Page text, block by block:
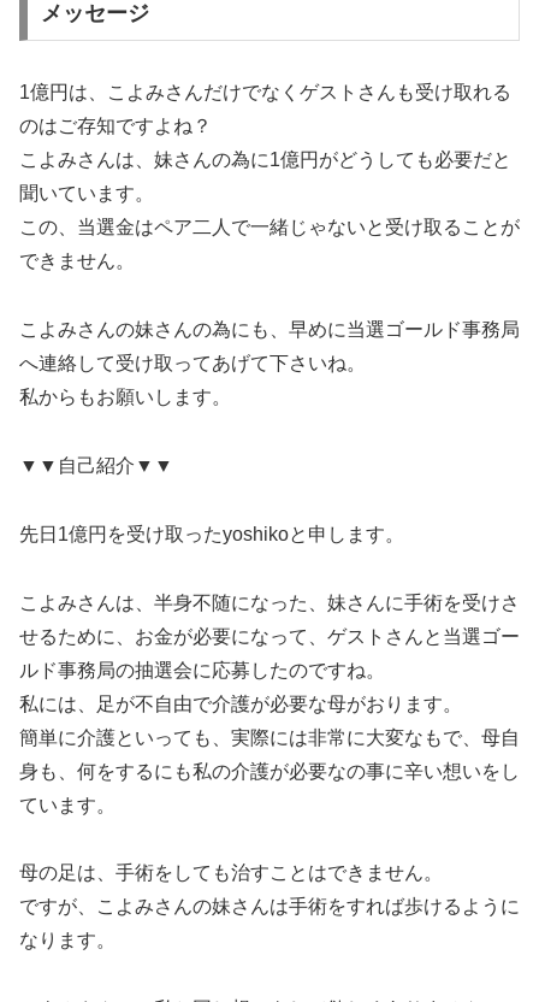
メッセージ
1億円は、こよみさんだけでなくゲストさんも受け取れる
のはご存知ですよね？
こよみさんは、妹さんの為に1億円がどうしても必要だと
聞いています。
この、当選金はペア二人で一緒じゃないと受け取ることが
できません。
こよみさんの妹さんの為にも、早めに当選ゴールド事務局
へ連絡して受け取ってあげて下さいね。
私からもお願いします。
▼▼自己紹介▼▼
先日1億円を受け取ったyoshikoと申します。
こよみさんは、半身不随になった、妹さんに手術を受けさ
せるために、お金が必要になって、ゲストさんと当選ゴー
ルド事務局の抽選会に応募したのですね。
私には、足が不自由で介護が必要な母がおります。
簡単に介護といっても、実際には非常に大変なもで、母自
身も、何をするにも私の介護が必要なの事に辛い想いをし
ています。
母の足は、手術をしても治すことはできません。
ですが、こよみさんの妹さんは手術をすれば歩けるように
なります。